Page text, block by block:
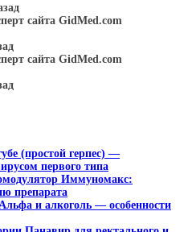
(простой герпес) —
первого типа
Иммуномакс:
препарата
и алкоголь — особенности